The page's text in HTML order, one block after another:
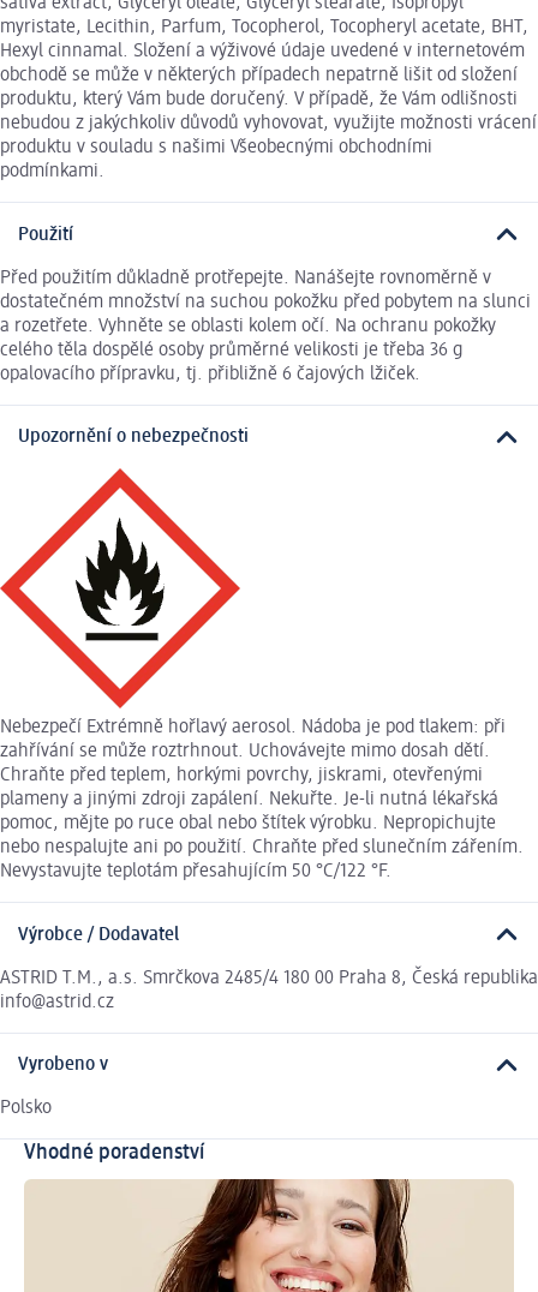
sativa extract, Glyceryl oleate, Glyceryl stearate, Isopropyl
myristate, Lecithin, Parfum, Tocopherol, Tocopheryl acetate, BHT,
Hexyl cinnamal. Složení a výživové údaje uvedené v internetovém
obchodě se může v některých případech nepatrně lišit od složení
produktu, který Vám bude doručený. V případě, že Vám odlišnosti
nebudou z jakýchkoliv důvodů vyhovovat, využijte možnosti vrácení
produktu v souladu s našimi Všeobecnými obchodními
podmínkami.
Použití
Před použitím důkladně protřepejte. Nanášejte rovnoměrně v
dostatečném množství na suchou pokožku před pobytem na slunci
a rozetřete. Vyhněte se oblasti kolem očí. Na ochranu pokožky
celého těla dospělé osoby průměrné velikosti je třeba 36 g
opalovacího přípravku, tj. přibližně 6 čajových lžiček.
Upozornění o nebezpečnosti
Nebezpečí Extrémně hořlavý aerosol. Nádoba je pod tlakem: při
zahřívání se může roztrhnout. Uchovávejte mimo dosah dětí.
Chraňte před teplem, horkými povrchy, jiskrami, otevřenými
plameny a jinými zdroji zapálení. Nekuřte. Je-li nutná lékařská
pomoc, mějte po ruce obal nebo štítek výrobku. Nepropichujte
nebo nespalujte ani po použití. Chraňte před slunečním zářením.
Nevystavujte teplotám přesahujícím 50 °C/122 °F.
Výrobce / Dodavatel
ASTRID T.M., a.s. Smrčkova 2485/4 180 00 Praha 8, Česká republika
info@astrid.cz
Vyrobeno v
Polsko
Vhodné poradenství